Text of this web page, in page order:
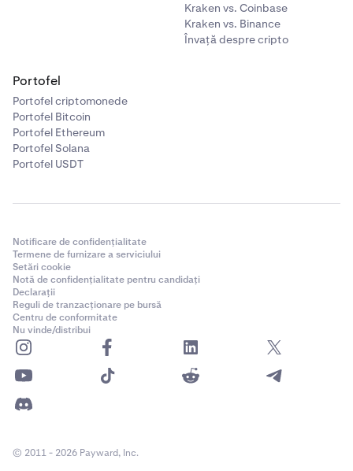
Kraken vs. Coinbase
Kraken vs. Binance
Învață despre cripto
Portofel
Portofel criptomonede
Portofel Bitcoin
Portofel Ethereum
Portofel Solana
Portofel USDT
Notificare de confidențialitate
Termene de furnizare a serviciului
Setări cookie
Notă de confidențialitate pentru candidați
Declarații
Reguli de tranzacționare pe bursă
Centru de conformitate
Nu vinde/distribui
© 2011 - 2026 Payward, Inc.